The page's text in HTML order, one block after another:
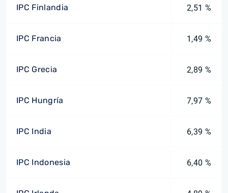
IPC Finlandia 2,51 %
IPC Francia 1,49 %
IPC Grecia 2,89 %
IPC Hungría 7,97 %
IPC India 6,39 %
IPC Indonesia 6,40 %